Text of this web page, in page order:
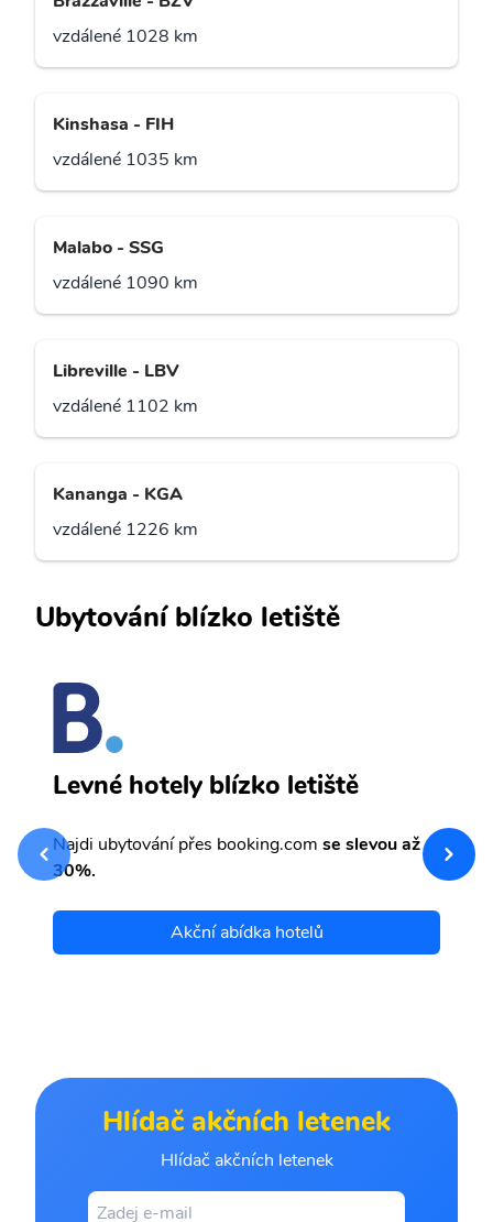
vzdálené 1028 km
Kinshasa - FIH
vzdálené 1035 km
Malabo - SSG
vzdálené 1090 km
Libreville - LBV
vzdálené 1102 km
Kananga - KGA
vzdálené 1226 km
Ubytování blízko letiště
Levné hotely blízko letiště
Najdi ubytování přes booking.com se slevou až
30%.
Akční abídka hotelů
Hlídač akčních letenek
Hlídač akčních letenek